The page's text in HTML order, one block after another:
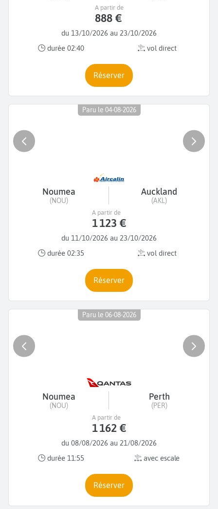
du 13/10/2026 au 23/10/2026
durée 02:40
vol direct
A partir de
888 €
Réserver
Paru le 04-08-2026
Noumea
(NOU)
Auckland
(AKL)
du 11/10/2026 au 23/10/2026
durée 02:35
vol direct
A partir de
1 123 €
Réserver
Paru le 06-08-2026
Noumea
(NOU)
Perth
(PER)
du 08/08/2026 au 21/08/2026
durée 11:55
avec escale
A partir de
1 162 €
Réserver